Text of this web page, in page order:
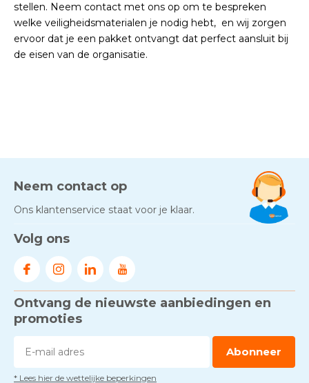
stellen. Neem contact met ons op om te bespreken
welke veiligheidsmaterialen je nodig hebt, en wij zorgen
ervoor dat je een pakket ontvangt dat perfect aansluit bij
de eisen van de organisatie.
Neem contact op
Ons klantenservice staat voor je klaar.
Volg ons
Ontvang de nieuwste aanbiedingen en
promoties
Abonneer
* Lees hier de wettelijke beperkingen